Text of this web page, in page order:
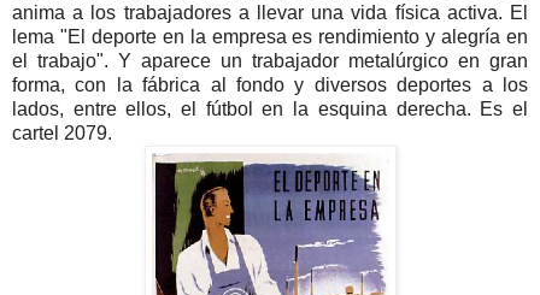
anima a los trabajadores a llevar una vida física activa. El
lema "El deporte en la empresa es rendimiento y alegría en
el trabajo". Y aparece un trabajador metalúrgico en gran
forma, con la fábrica al fondo y diversos deportes a los
lados, entre ellos, el fútbol en la esquina derecha. Es el
cartel 2079.